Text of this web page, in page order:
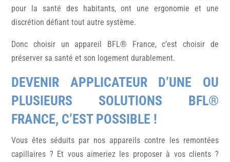
pour la santé des habitants, ont une ergonomie et une
discrétion défiant tout autre système.
Donc choisir un appareil BFL® France, c’est choisir de
préserver sa santé et son logement durablement.
DEVENIR APPLICATEUR D’UNE OU
PLUSIEURS SOLUTIONS BFL®
FRANCE, C’EST POSSIBLE !
Vous êtes séduits par nos appareils contre les remontées
capillaires ? Et vous aimeriez les proposer à vos clients ?